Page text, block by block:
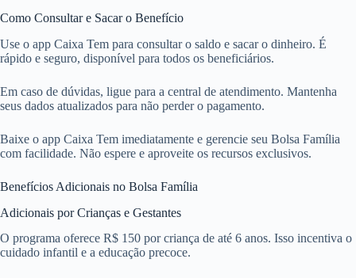
Como Consultar e Sacar o Benefício
Use o app Caixa Tem para consultar o saldo e sacar o dinheiro. É
rápido e seguro, disponível para todos os beneficiários.
Em caso de dúvidas, ligue para a central de atendimento. Mantenha
seus dados atualizados para não perder o pagamento.
Baixe o app Caixa Tem imediatamente e gerencie seu Bolsa Família
com facilidade. Não espere e aproveite os recursos exclusivos.
Benefícios Adicionais no Bolsa Família
Adicionais por Crianças e Gestantes
O programa oferece R$ 150 por criança de até 6 anos. Isso incentiva o
cuidado infantil e a educação precoce.